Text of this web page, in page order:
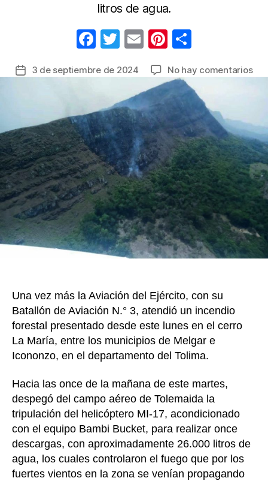
litros de agua.
F
c
e
b
o
o
k
T
itt
er
E
ail
Pi
er
e
st
m
p
ar
tir
Fecha3 de septiembre de 2024 No hay comentariosen
11
de
en
La
Una vez más la Aviación del Ejército, con su
Batallón de Aviación N.° 3, atendió un incendio
forestal presentado desde este lunes en el cerro
La María, entre los municipios de Melgar e
Icononzo, en el departamento del Tolima.
Hacia las once de la mañana de este martes,
despegó del campo aéreo de Tolemaida la
tripulación del helicóptero MI-17, acondicionado
con el equipo Bambi Bucket, para realizar once
descargas, con aproximadamente 26.000 litros de
agua, los cuales controlaron el fuego que por los
fuertes vientos en la zona se venían propagando